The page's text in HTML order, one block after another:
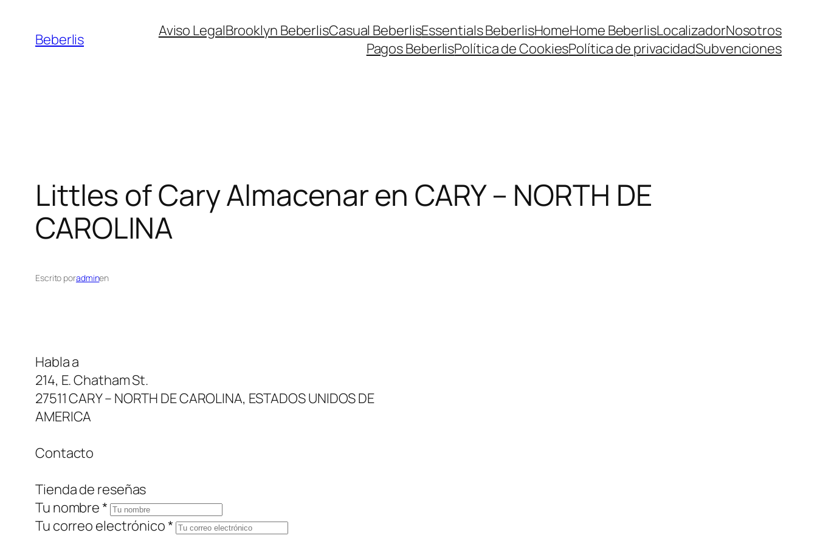
Beberlis Aviso LegalBrooklyn BeberlisCasual BeberlisEssentials BeberlisHomeHome BeberlisLocalizadorNosotros
Pagos BeberlisPolítica de CookiesPolítica de privacidadSubvenciones
Littles of CaryAlmacenar en CARY – NORTH DE
CAROLINA
Escrito poradminen
Habla a
214, E. Chatham St.
27511 CARY – NORTH DE CAROLINA, ESTADOS UNIDOS DE
AMERICA
Contacto
Tienda de reseñas
Tu nombre *
Tu correo electrónico *